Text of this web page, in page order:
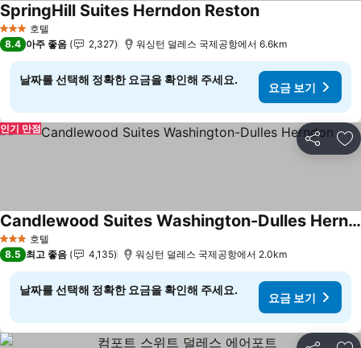
3 성급 호텔
SpringHill Suites Herndon Reston
8.4 아주 좋음 2,327 워싱턴 덜레스 국제공항에서 6.6km
날짜를 선택해 정확한 요금을 확인해 주세요.
요금 보기
공유 즐
인기 만점
3 성급 호텔
Candlewood Suites Washington-Dulles Herndon
8.5 최고 좋음 4,135 워싱턴 덜레스 국제공항에서 2.0km
날짜를 선택해 정확한 요금을 확인해 주세요.
요금 보기